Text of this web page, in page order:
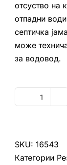
отсуство на
отпадни
септичка
може
за водовод.
2500
л
SKU: 16543
Категории